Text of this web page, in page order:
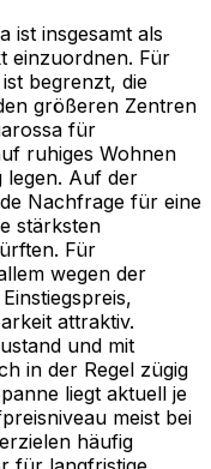
ist insgesamt als
einzuordnen. Für
begrenzt, die
größeren Zentren
für
ruhiges Wohnen
legen. Auf der
Nachfrage für eine
stärksten
Für
wegen der
attraktiv.
und mit
in der Regel zügig
liegt aktuell je
meist bei
häufig